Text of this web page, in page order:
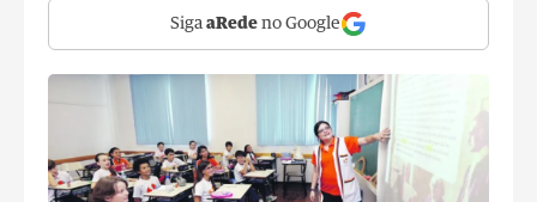
Siga aRede no Google